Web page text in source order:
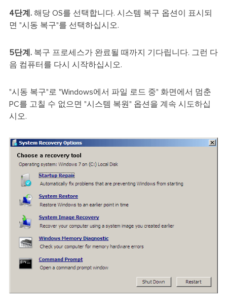
4단계.해당 OS를 선택합니다. 시스템 복구 옵션이 표시되
면 "시동 복구"를 선택하십시오.
5단계. 복구 프로세스가 완료될 때까지 기다립니다. 그런 다
음 컴퓨터를 다시 시작하십시오.
"시동 복구"로 "Windows에서 파일 로드 중" 화면에서 멈춘
PC를 고칠 수 없으면 "시스템 복원" 옵션을 계속 시도하십
시오.